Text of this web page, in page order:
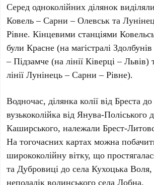
Серед одноколійних ділянок
Ковель – Сарни – Олевськ та
Рівне. Кінцевими станціями
були Красне (на магістралі
– Підзамче (на лінії Ківерці –
лінії Лунінець – Сарни – Рівне).
Водночас, ділянка колії від Бреста
вузькоколійка від Янува-Поліського
Каширського, належали Брест-
На тогочасних картах можна
ширококолійну вітку, що
та Дубровиці до села Кухоцька
неподалік волинського села Лобна.